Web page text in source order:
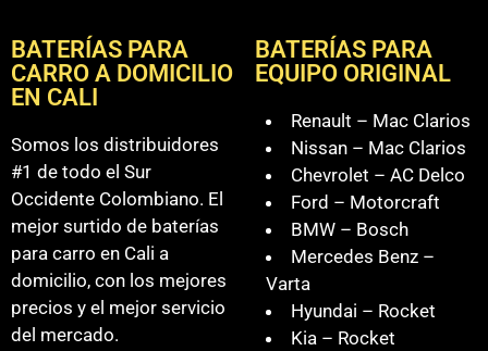
BATERÍAS PARA
CARRO A DOMICILIO
EN CALI
Somos los distribuidores
#1 de todo el Sur
Occidente Colombiano. El
mejor surtido de baterías
para carro en Cali a
domicilio, con los mejores
precios y el mejor servicio
del mercado.
BATERÍAS PARA
EQUIPO ORIGINAL
Renault – Mac Clarios
Nissan – Mac Clarios
Chevrolet – AC Delco
Ford – Motorcraft
BMW – Bosch
Mercedes Benz –
Varta
Hyundai – Rocket
Kia – Rocket